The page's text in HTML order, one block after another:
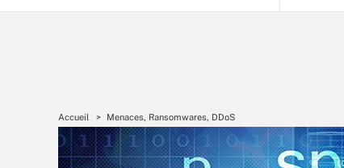
Accueil Menaces, Ransomwares, DDoS